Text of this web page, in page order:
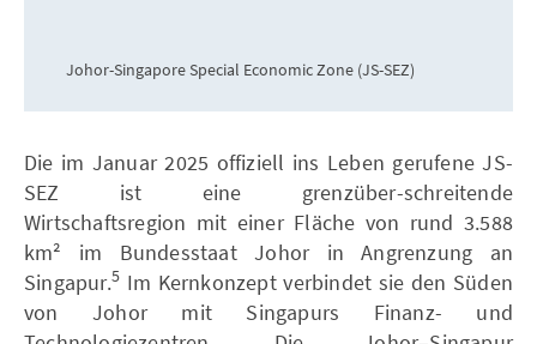
Johor-Singapore Special Economic Zone (JS-SEZ)
Die im Januar 2025 offiziell ins Leben gerufene JS-
SEZ ist eine grenzüber-schreitende
Wirtschaftsregion mit einer Fläche von rund 3.588
km² im Bundesstaat Johor in Angrenzung an
Singapur.5 Im Kernkonzept verbindet sie den Süden
von Johor mit Singapurs Finanz- und